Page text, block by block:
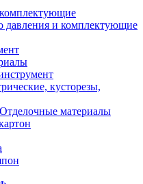
давления и комплектующие
кусторезы,
Отделочные материалы